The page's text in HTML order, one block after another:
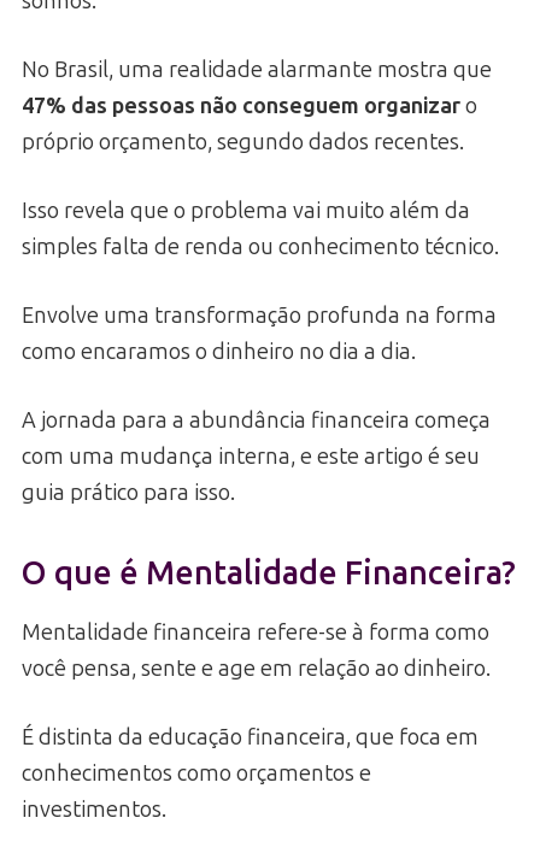
No Brasil, uma realidade alarmante mostra que
47% das pessoas não conseguem organizaro
próprio orçamento, segundo dados recentes.
Isso revela que o problema vai muito além da
simples falta de renda ou conhecimento técnico.
Envolve uma transformação profunda na forma
como encaramos o dinheiro no dia a dia.
A jornada para a abundância financeira começa
com uma mudança interna, e este artigo é seu
guia prático para isso.
O que é Mentalidade Financeira?
Mentalidade financeira refere-se à forma como
você pensa, sente e age em relação ao dinheiro.
É distinta da educação financeira, que foca em
conhecimentos como orçamentos e
investimentos.